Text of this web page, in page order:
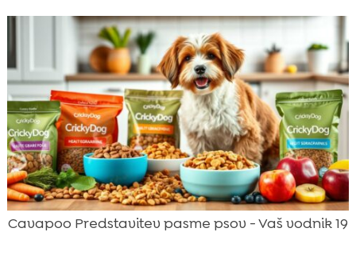
Cavapoo Predstavitev pasme psov - Vaš vodnik 19